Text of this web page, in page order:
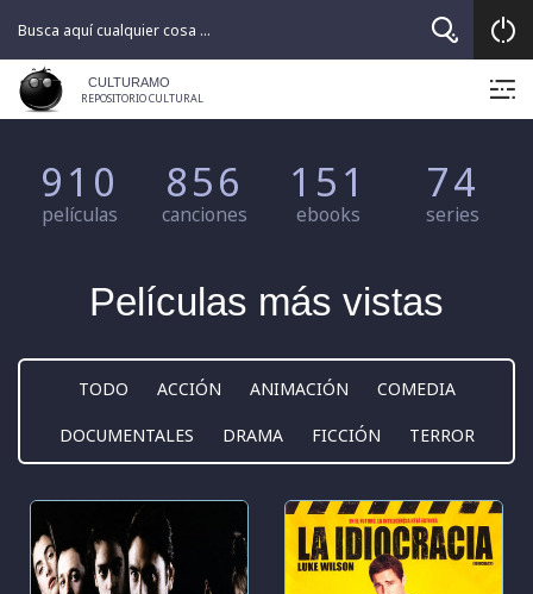
CULTURAMO
REPOSITORIO CULTURAL
910
películas
856
canciones
151
ebooks
74
series
Películas más vistas
TODO ACCIÓN ANIMACIÓN COMEDIA
DOCUMENTALES DRAMA FICCIÓN TERROR